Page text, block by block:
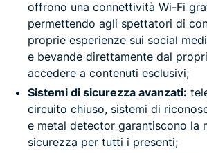
offrono una connettività Wi-Fi
permettendo agli spettatori di
proprie esperienze sui social
e bevande direttamente dal
accedere a contenuti esclusivi;
Sistemi di sicurezza avanzati:
circuito chiuso, sistemi di
e metal detector garantiscono la
sicurezza per tutti i presenti;